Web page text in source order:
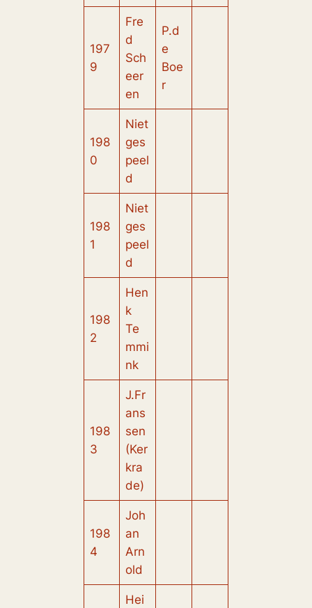
197
9
Fre
d
Sch
eer
en
P.d
e
Boe
r
198
0
Niet
ges
peel
d
198
1
Niet
ges
peel
d
198
2
Hen
k
Te
mmi
nk
198
3
J.Fr
ans
sen
(Ker
kra
de)
198
4
Joh
an
Arn
old
Hei